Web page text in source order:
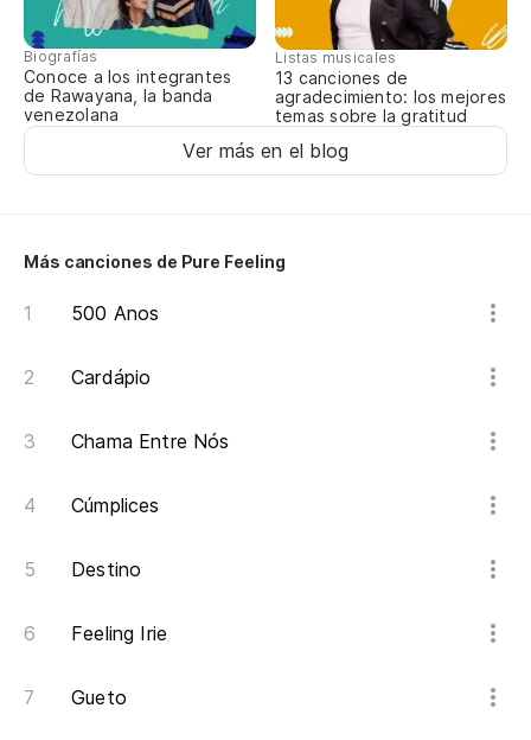
Biografías
Conoce a los integrantes
de Rawayana, la banda
venezolana
Listas musicales
13 canciones de
agradecimiento: los mejores
temas sobre la gratitud
Ver más en el blog
Más canciones de Pure Feeling
500 Anos
Cardápio
Chama Entre Nós
Cúmplices
Destino
Feeling Irie
Gueto